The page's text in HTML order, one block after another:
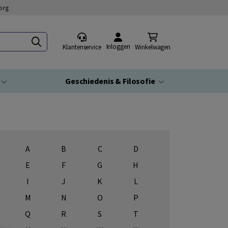
Klantenservice Inloggen Winkelwagen
Geschiedenis & Filosofie
A B C
D
E
F G
H
I
J K
L
M
N O
P
Q
R S
T